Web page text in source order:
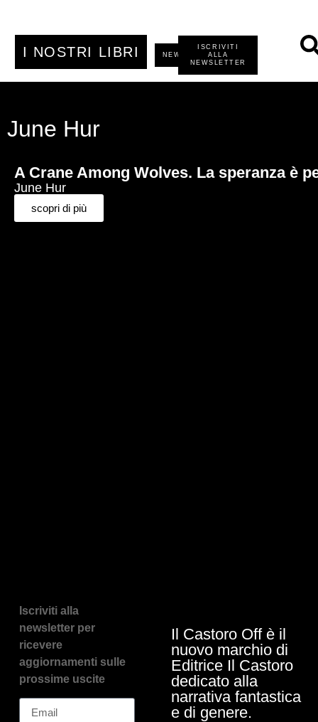
I NOSTRI LIBRI NEWS
ISCRIVITI
ALLA
NEWSLETTER
June Hur
A Crane Among Wolves. La speranza è
June Hur
scopri di più
Iscriviti alla
newsletter per
ricevere
aggiornamenti sulle
prossime uscite
Il Castoro Off è il
nuovo marchio di
Editrice Il Castoro
dedicato alla
narrativa fantastica
e di genere.